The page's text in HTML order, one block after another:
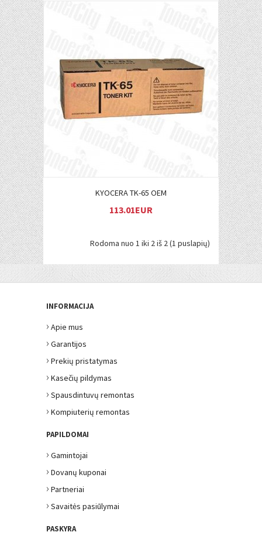
Į KREPŠELĮ
KYOCERA TK-65 OEM
113.01EUR
Rodoma nuo 1 iki 2 iš 2 (1 puslapių)
INFORMACIJA
› Apie mus
› Garantijos
› Prekių pristatymas
› Kasečių pildymas
› Spausdintuvų remontas
› Kompiuterių remontas
PAPILDOMAI
› Gamintojai
› Dovanų kuponai
› Partneriai
› Savaitės pasiūlymai
PASKYRA